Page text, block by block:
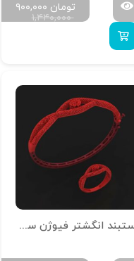
۱,۴۴۰,۰۰۰
۹۰۰,۰۰۰ تومان
دستبند انگشتر فیوژن سنگ خور D-R-ASO-02